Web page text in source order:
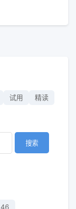
试用
精读
搜索
46